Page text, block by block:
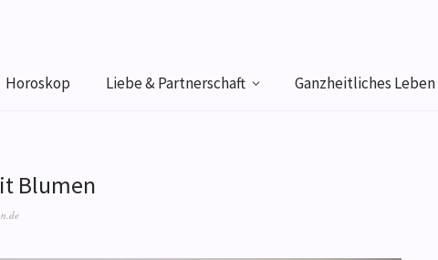
Horoskop Liebe & Partnerschaft Ganzheitliches Leben
Blumen